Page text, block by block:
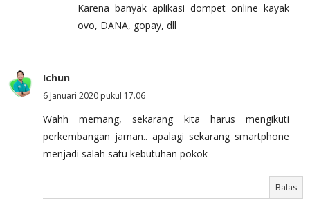
Karena banyak aplikasi dompet online kayak
ovo, DANA, gopay, dll
Ichun
6 Januari 2020 pukul 17.06
Wahh memang, sekarang kita harus mengikuti
perkembangan jaman.. apalagi sekarang smartphone
menjadi salah satu kebutuhan pokok
Balas